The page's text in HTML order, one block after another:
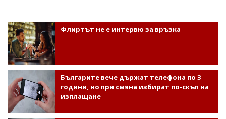
Флиртът не е интервю за връзка
Българите вече държат телефона по 3
години, но при смяна избират по-скъп на
изплащане